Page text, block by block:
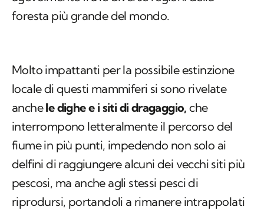
foresta più grande del mondo.
Molto impattanti per la possibile estinzione
locale di questi mammiferi si sono rivelate
anchele dighe e i siti di dragaggio,che
interrompono letteralmente il percorso del
fiume in più punti, impedendo non solo ai
delfini di raggiungere alcuni dei vecchi siti più
pescosi, ma anche agli stessi pesci di
riprodursi, portandoli a rimanere intrappolati